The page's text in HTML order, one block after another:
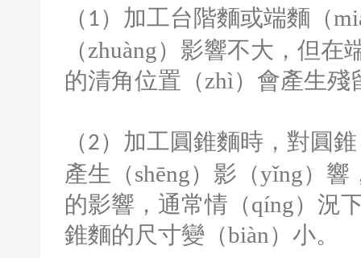
（ 1）加工台階麵或端麵（
（zhuàng）影響不大，但
的清角位置（zhì）會產生殘
（2）加工圓錐麵時，對圓
產生（shēng）影（yǐng）
的影響，通常情（qíng）況
錐麵的尺寸變（biàn）小。